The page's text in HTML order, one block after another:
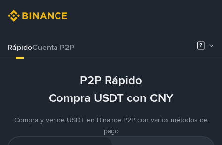
RápidoCuenta P2P
P2P Rápido
Compra USDT con CNY
Compra y vende USDT en Binance P2P con varios métodos de
pago